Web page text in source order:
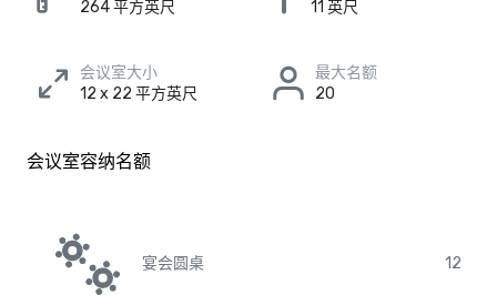
264 平方英尺
11 英尺
会议室大小
12 x 22 平方英尺
最大名额
20
会议室容纳名额
宴会圆桌 12